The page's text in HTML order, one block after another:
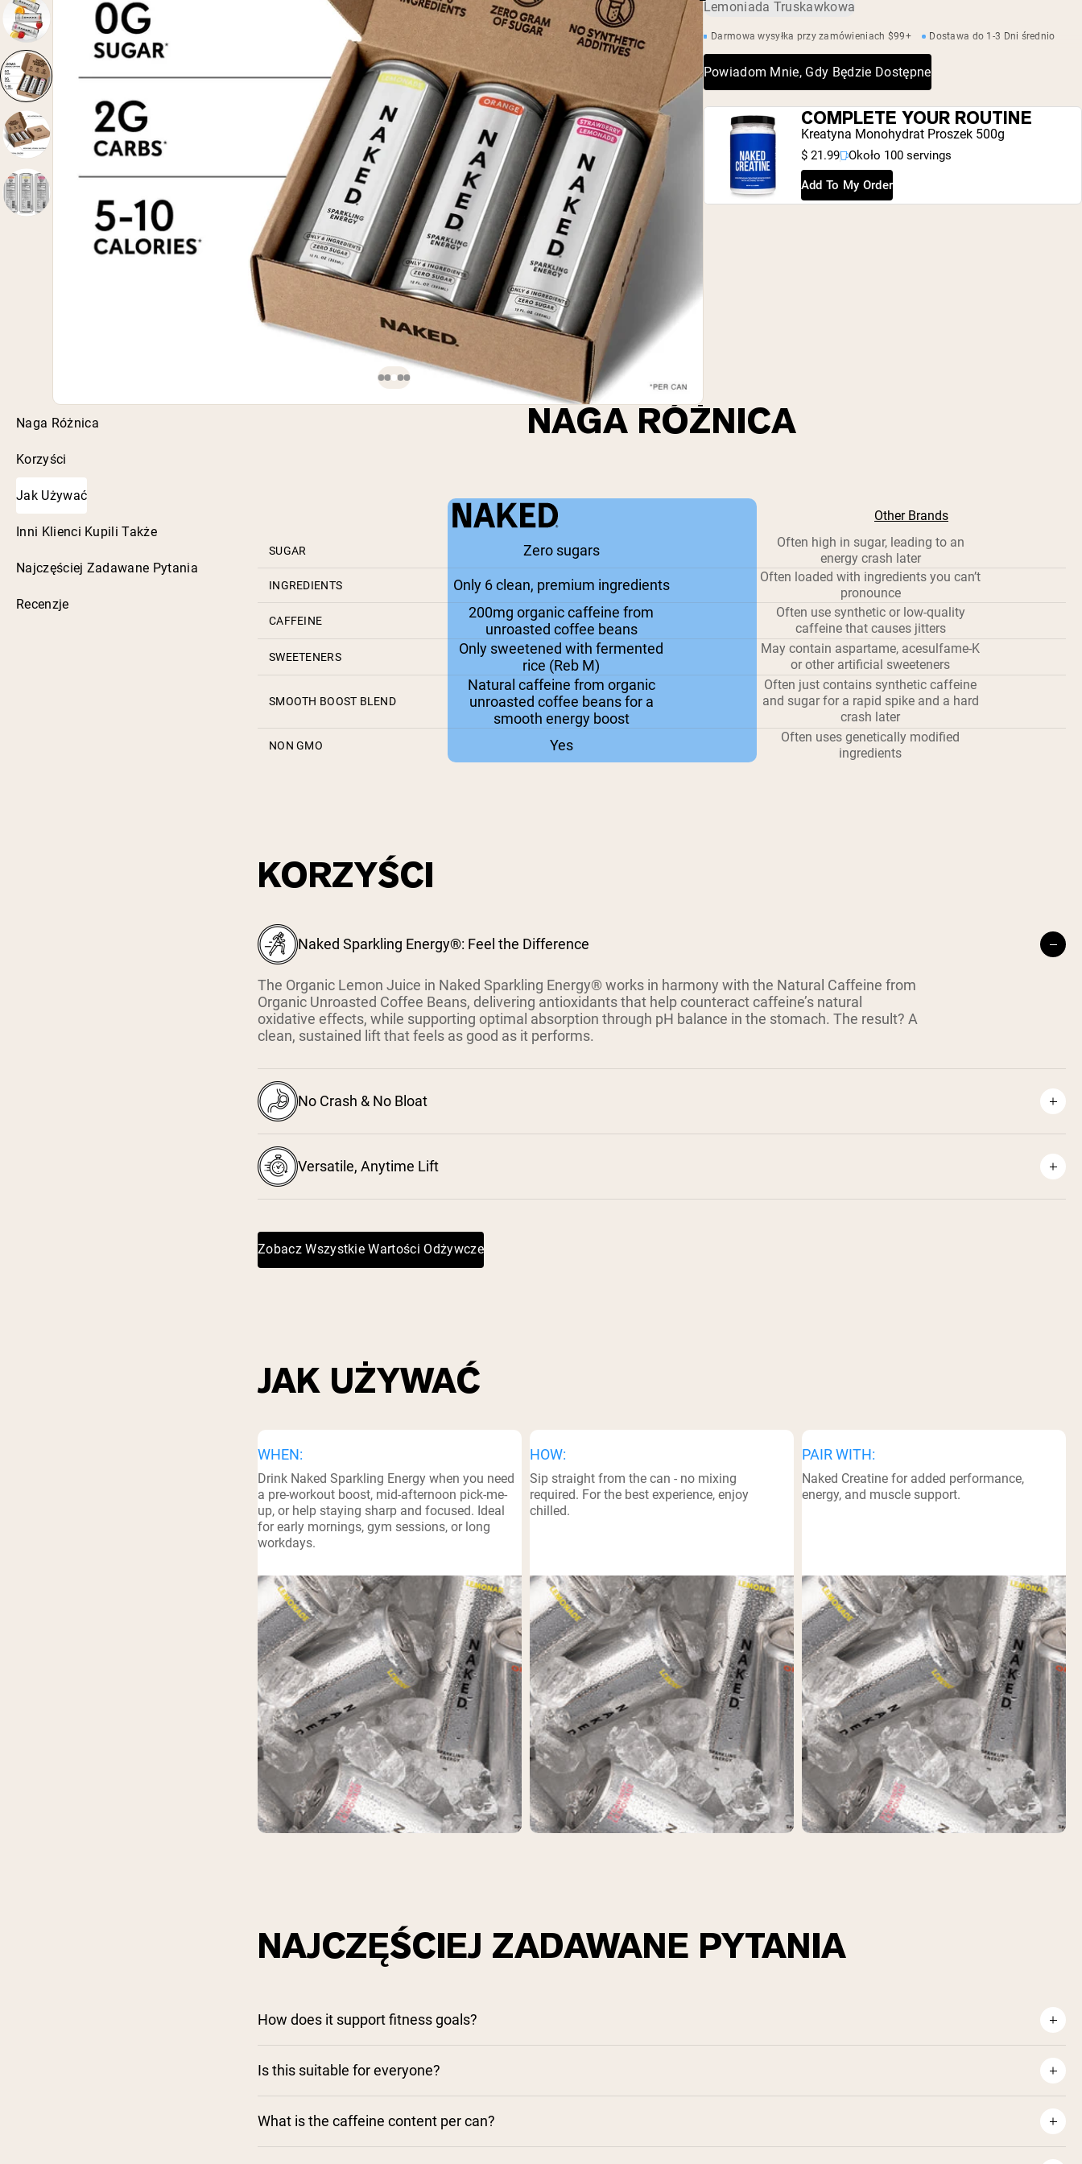
ziaren kawy
ryżem (Reb-M)
Wegańskie, bezglutenowe, bez GMO
Bez sztucznych słodzików, bez ukrytych składników
roślinne, fermentowany ryż (Reb-M)
Lemoniada Truskawkowa
Darmowa wysyłka przy zamówieniach $99+ Dostawa do 1-3 Dni średnio
Powiadom Mnie, Gdy Będzie Dostępne
COMPLETE YOUR ROUTINE
Kreatyna Monohydrat Proszek 500g
$ 21.99 Około 100 servings
Add To My Order
Naga Różnica
Korzyści
Jak Używać
Inni Klienci Kupili Także
Najczęściej Zadawane Pytania
Recenzje
NAGA RÓŻNICA
Other Brands
SUGAR Zero sugars
Often high in sugar, leading to an
energy crash later
INGREDIENTS Only 6 clean, premium ingredients
Often loaded with ingredients you can’t
pronounce
CAFFEINE
200mg organic caffeine from
unroasted coffee beans
Often use synthetic or low-quality
caffeine that causes jitters
SWEETENERS
Only sweetened with fermented
rice (Reb M)
May contain aspartame, acesulfame-K
or other artificial sweeteners
SMOOTH BOOST BLEND
Natural caffeine from organic
unroasted coffee beans for a
smooth energy boost
Often just contains synthetic caffeine
and sugar for a rapid spike and a hard
crash later
NON GMO Yes
Often uses genetically modified
ingredients
KORZYŚCI
Naked Sparkling Energy®: Feel the Difference
The Organic Lemon Juice in Naked Sparkling Energy® works in harmony with the Natural Caffeine from
Organic Unroasted Coffee Beans, delivering antioxidants that help counteract caffeine’s natural
oxidative effects, while supporting optimal absorption through pH balance in the stomach. The result? A
clean, sustained lift that feels as good as it performs.
No Crash & No Bloat
Versatile, Anytime Lift
Zobacz Wszystkie Wartości Odżywcze
JAK UŻYWAĆ
WHEN:
Drink Naked Sparkling Energy when you need
a pre-workout boost, mid-afternoon pick-me-
up, or help staying sharp and focused. Ideal
for early mornings, gym sessions, or long
workdays.
HOW:
Sip straight from the can - no mixing
required. For the best experience, enjoy
chilled.
PAIR WITH:
Naked Creatine for added performance,
energy, and muscle support.
NAJCZĘŚCIEJ ZADAWANE PYTANIA
How does it support fitness goals?
Is this suitable for everyone?
What is the caffeine content per can?
Language:
Kup Teraz